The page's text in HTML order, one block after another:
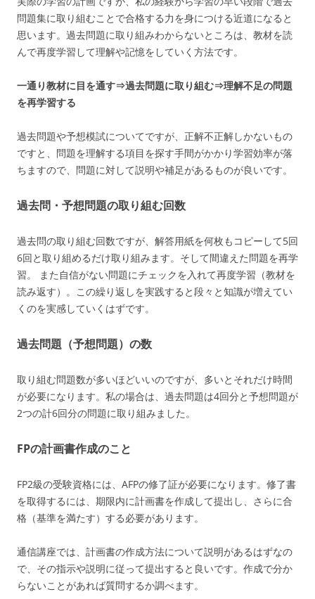
問題集に取り組むことで合格する力を身につける近道になると
思います。過去問題に取り組みわからないところは、教材を読
んで再度学習して理解や記憶をしていく方法です。
一通り教材に目を通す⇒過去問題に取り組む⇒理解不足の問題
を再学習する
過去問題や予想模試についてですが、正解不正解しかないもの
ですと、問題を理解する項目を探す手間がかかり学習効率が落
ちますので、問題に対して説明や補足があるものが良いです。
過去問・予想問題の取り組む回数
過去問の取り組む回数ですが、解答用紙を何枚もコピーして5回
6回と取り組めるだけ取り組みます。そして間違えた問題を再学
習。 また自信がない問題にチェックを入れて再度学習（教材を
読み返す）。この繰り返しを実践すると段々と知識が増えてい
くのを実感していくはずです。
過去問題（予想問題）の数
取り組む問題数が多いほどいいのですが、多いとそれだけ時間
が必要になります。私の場合は、過去問題は4回分と予想問題が
2つの計6回分の問題に取り組みました。
FPの計画書作成のこと
FP2級の受験資格には、AFPの修了証が必要になります。修了書
を取得するには、期限内に計画書を作成して提出し、さらに合
格（基準を満たす）する必要があります。
通信講座では、計画書の作成方法について説明があるはずなの
で、その指示や説明に従って提出すると良いです。作成で分か
らないことがあれば質問するか調べます。